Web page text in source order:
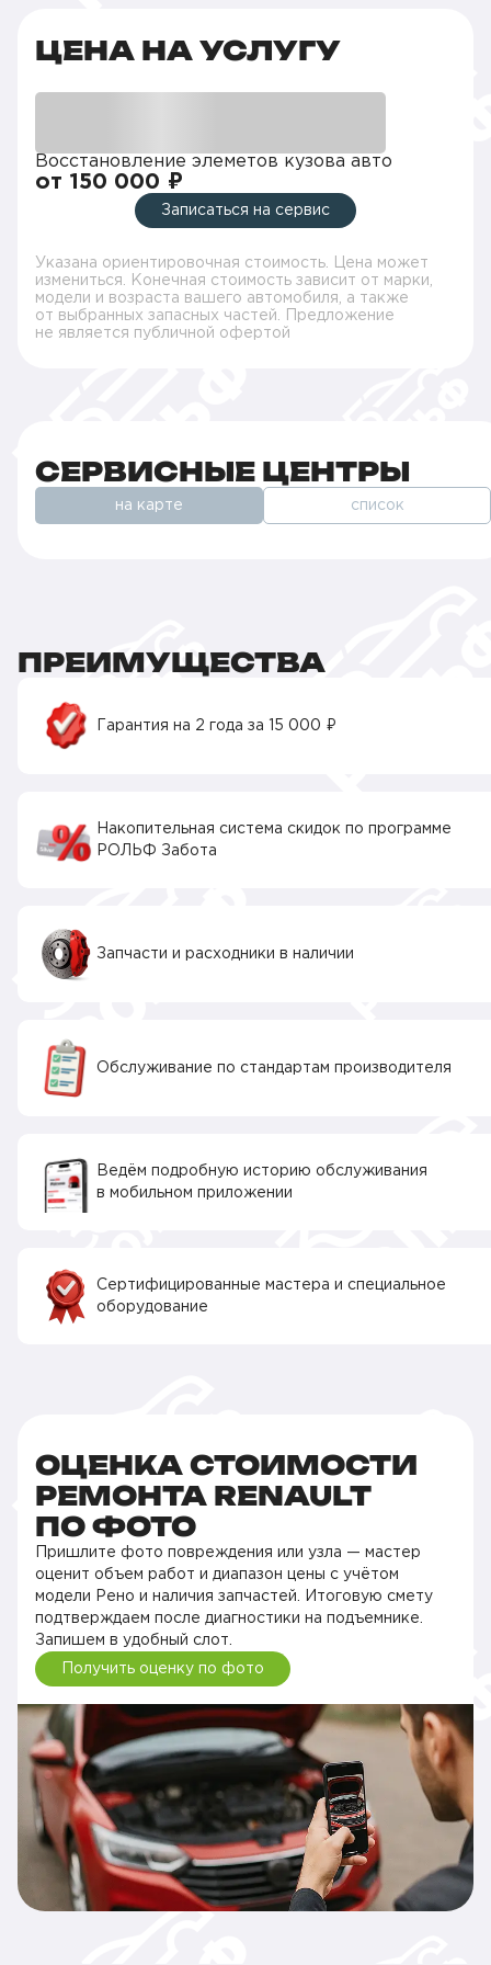
ЦЕНА НА УСЛУГУ
Восстановление элеметов кузова авто
от 150 000 ₽
Записаться на сервис
Указана ориентировочная стоимость. Цена может
измениться. Конечная стоимость зависит от марки,
модели и возраста вашего автомобиля, а также
от выбранных запасных частей. Предложение
не является публичной офертой
СЕРВИСНЫЕ ЦЕНТРЫ
на карте список
ПРЕИМУЩЕСТВА
Гарантия на 2 года за 15 000 ₽
Накопительная система скидок по программе
РОЛЬФ Забота
Запчасти и расходники в наличии
Обслуживание по стандартам производителя
Ведём подробную историю обслуживания
в мобильном приложении
Сертифицированные мастера и специальное
оборудование
ОЦЕНКА СТОИМОСТИ
РЕМОНТА RENAULT
ПО ФОТО
Пришлите фото повреждения или узла — мастер
оценит объем работ и диапазон цены с учётом
модели Рено и наличия запчастей. Итоговую смету
подтверждаем после диагностики на подъемнике.
Запишем в удобный слот.
Получить оценку по фото